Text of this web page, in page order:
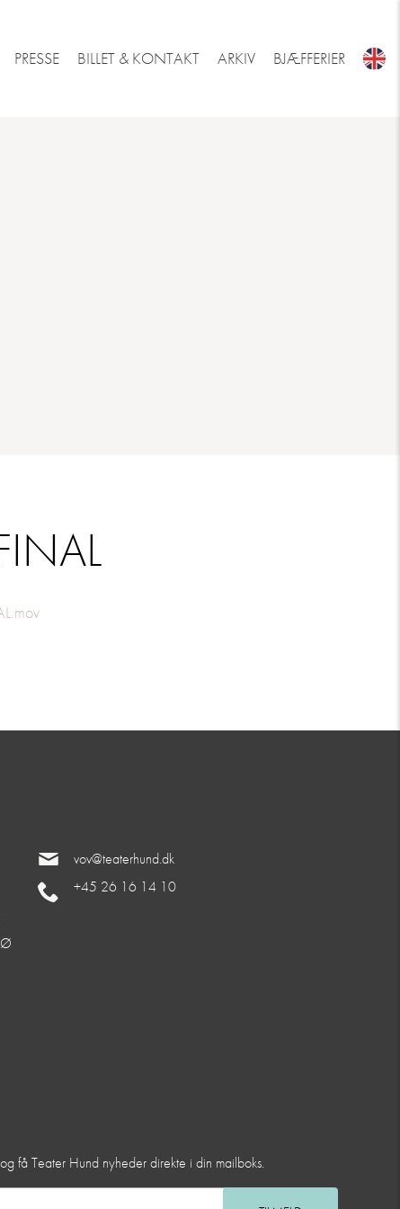
PRESSE BILLET & KONTAKT ARKIV BJÆFFERIER
Ø
vov@teaterhund.dk
+45 26 16 14 10
få Teater Hund nyheder direkte i din mailboks.